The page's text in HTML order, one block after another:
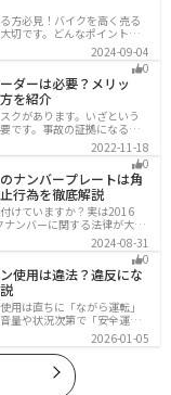
方必見！バイクを高く売る
切です。どんなポイントで
きポイントを7つまとめまし
オススメの買取業者を4つを
2024-09-04
0
ダーは必要？メリッ
を紹介
クがあります。いざという
です。事故の証拠になるの
録など多数のメリットがあ
のメリットデメリット、選
付けようか悩んでいる人は
2022-11-18
0
ナンバープレートは角
行為を徹底解説
けていますか？実は2016
ンバーに関する法律が大き
バー、ステーなど昔は大丈
が発生します。正しく理解
ょう。合法で使えるアイテ
2024-08-31
0
使用は違法？違反にな
用は直ちに「ながら運転」
量や状況次第で「安全運転
道路交通法施行細則」に抵
の音が聞こえる適切な音量
耳を塞がない骨伝導イヤホ
ーの活用も安全な音楽体験
2026-01-05